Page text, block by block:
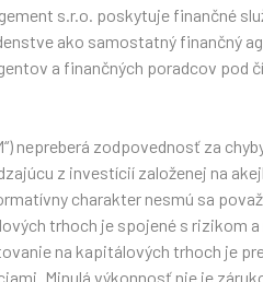
s.r.o. poskytuje finančné
ako samostatný finančný
a finančných poradcov pod
nepreberá zodpovednosť za
z investícií založenej na
charakter nesmú sa
trhoch je spojené s rizikom
na kapitálových trhoch je
Minulá výkonnosť nie je